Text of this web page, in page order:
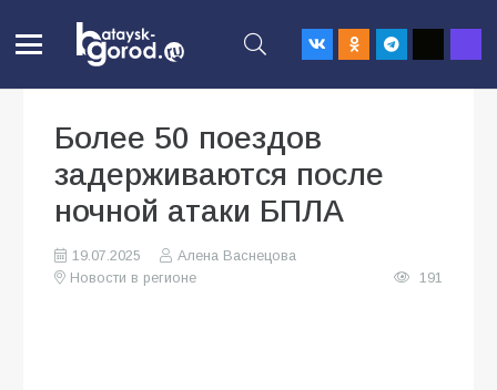
Более 50 поездов
задерживаются после
ночной атаки БПЛА
19.07.2025
Алена Васнецова
Новости в регионе
191